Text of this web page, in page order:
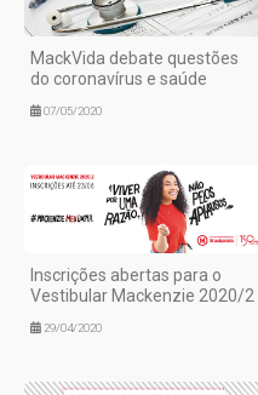
MackVida debate questões
do coronavírus e saúde
07/05/2020
Inscrições abertas para o
Vestibular Mackenzie 2020/2
29/04/2020